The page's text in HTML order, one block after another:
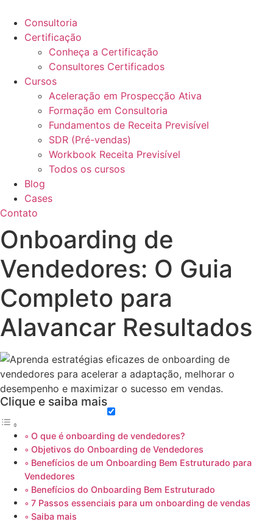
Consultoria
Certificação
Conheça a Certificação
Consultores Certificados
Cursos
Aceleração em Prospecção Ativa
Formação em Consultoria
Fundamentos de Receita Previsível
SDR (Pré-vendas)
Workbook Receita Previsível
Todos os cursos
Blog
Cases
Contato
Onboarding de
Vendedores: O Guia
Completo para
Alavancar Resultados
Clique e saiba mais
O que é onboarding de vendedores?
Objetivos do Onboarding de Vendedores
Benefícios de um Onboarding Bem Estruturado para
Vendedores
Benefícios do Onboarding Bem Estruturado
7 Passos essenciais para um onboarding de vendas
Saiba mais